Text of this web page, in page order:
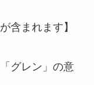
含まれます】
グレン」の意